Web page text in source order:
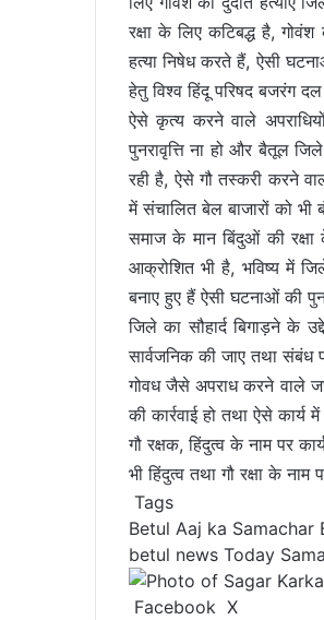
रक्षा के लिए कटिबद्ध है,
हत्या निषेध करते हैं, ऐसी
हेतु विश्व हिंदू परिषद बजरंग
ऐसे कृत्य करने वाले
पुनरावृत्ति ना हो और बैतूल
रही है, ऐसे गौ तस्करी करने
में संचालित बेल बाजारों को भी
समाज के मान बिंदुओं की रक्षा
आक्रोशित भी है, भविष्य में
बनाए हुए हैं ऐसी घटनाओं की
जिले का सौहार्द बिगाड़ने के
सार्वजनिक की जाए तथा संबंध
गोवध जैसे अपराध करने वाले
की कार्रवाई हो तथा ऐसे कार्य
गौ रक्षक, हिंदुत्व के नाम पर
भी हिंदुत्व तथा गौ रक्षा के
Tags
Betul Aaj ka Samachar
betul news Today
Facebook X